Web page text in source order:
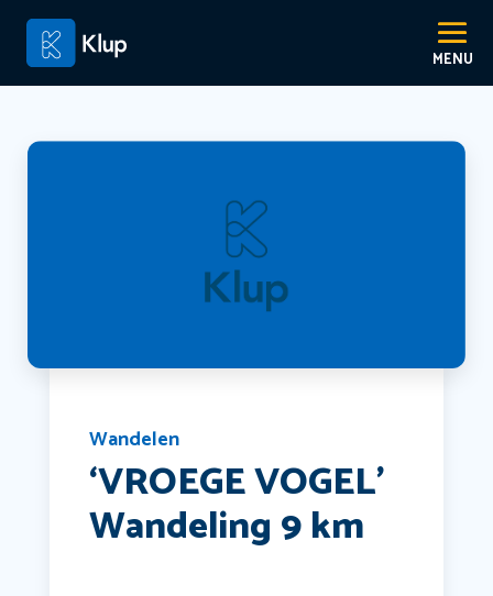
Wandelen
‘VROEGE VOGEL’
Wandeling 9 km